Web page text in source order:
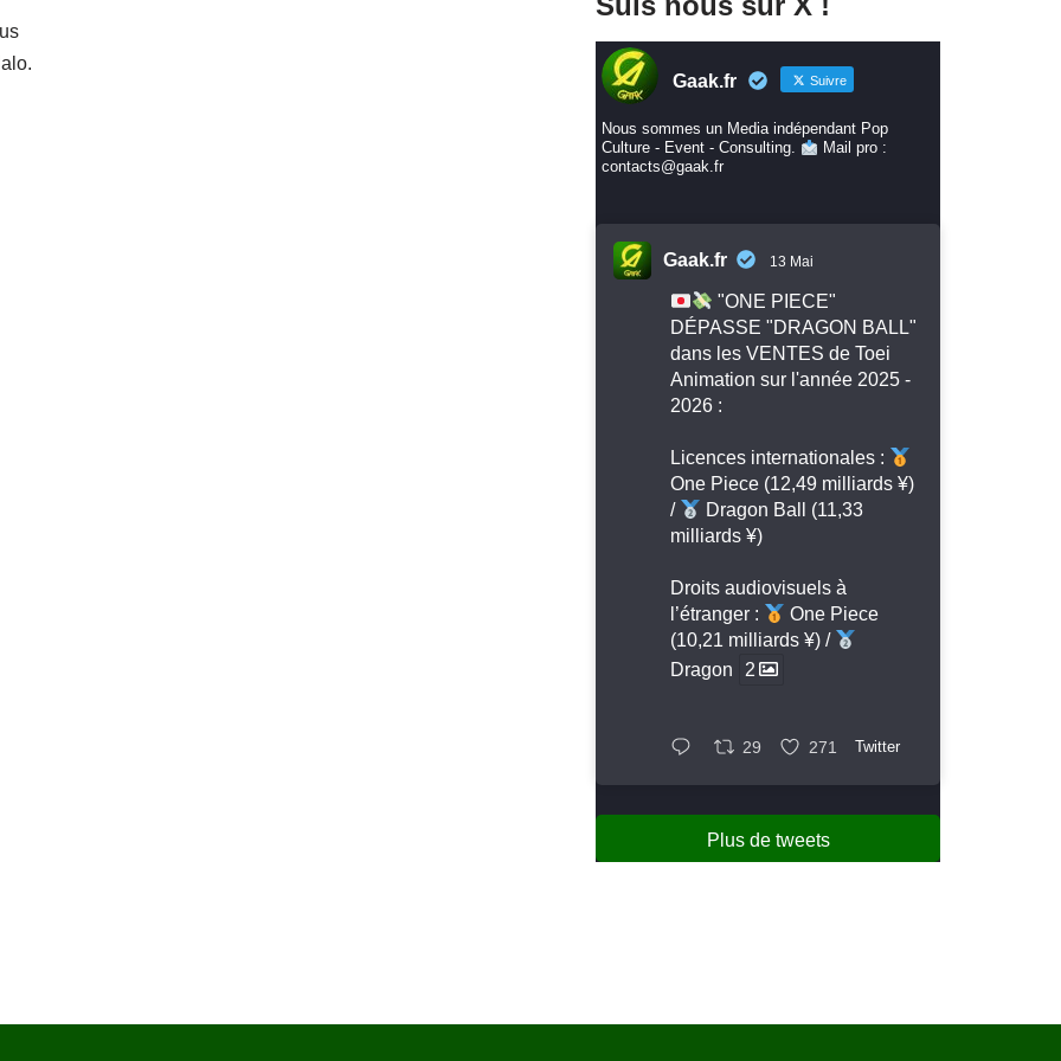
Gaak.fr Suivre
Nous sommes un Media indépendant Pop
Culture - Event - Consulting.
Mail pro :
contacts@gaak.fr
Gaak.fr 13 Mai
"ONE PIECE"
DÉPASSE "DRAGON BALL"
dans les VENTES de Toei
Animation sur l'année 2025 -
2026 :
Licences internationales :
One Piece (12,49 milliards ¥)
/
Dragon Ball (11,33
milliards ¥)
Droits audiovisuels à
l’étranger :
One Piece
(10,21 milliards ¥) /
Dragon
2
29 271 Twitter
Plus de tweets